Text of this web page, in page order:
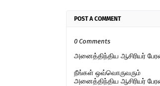
POST A COMMENT
0 Comments
அனைத்திந்திய ஆசிரியர்
நீங்கள் ஒவ்வொருவரும்
அனைத்திந்திய ஆசிரியர்